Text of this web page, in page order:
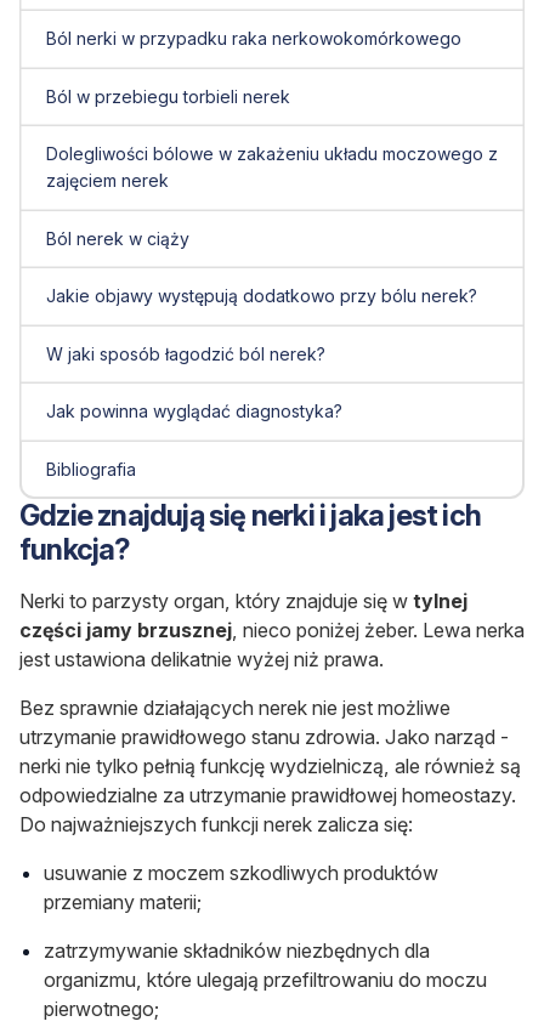
Ból nerki w przypadku raka nerkowokomórkowego
Ból w przebiegu torbieli nerek
Dolegliwości bólowe w zakażeniu układu moczowego z
zajęciem nerek
Ból nerek w ciąży
Jakie objawy występują dodatkowo przy bólu nerek?
W jaki sposób łagodzić ból nerek?
Jak powinna wyglądać diagnostyka?
Bibliografia
Gdzie znajdują się nerki i jaka jest ich
funkcja?
Nerki to parzysty organ, który znajduje się w tylnej
części jamy brzusznej, nieco poniżej żeber. Lewa nerka
jest ustawiona delikatnie wyżej niż prawa.
Bez sprawnie działających nerek nie jest możliwe
utrzymanie prawidłowego stanu zdrowia. Jako narząd -
nerki nie tylko pełnią funkcję wydzielniczą, ale również są
odpowiedzialne za utrzymanie prawidłowej homeostazy.
Do najważniejszych funkcji nerek zalicza się:
usuwanie z moczem szkodliwych produktów
przemiany materii;
zatrzymywanie składników niezbędnych dla
organizmu, które ulegają przefiltrowaniu do moczu
pierwotnego;